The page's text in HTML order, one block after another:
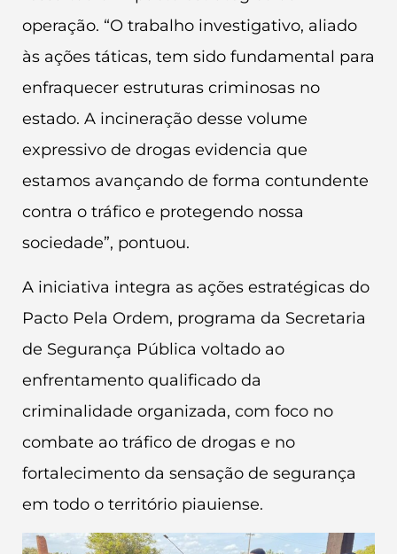
operação. “O trabalho investigativo, aliado
às ações táticas, tem sido fundamental para
enfraquecer estruturas criminosas no
estado. A incineração desse volume
expressivo de drogas evidencia que
estamos avançando de forma contundente
contra o tráfico e protegendo nossa
sociedade”, pontuou.
A iniciativa integra as ações estratégicas do
Pacto Pela Ordem, programa da Secretaria
de Segurança Pública voltado ao
enfrentamento qualificado da
criminalidade organizada, com foco no
combate ao tráfico de drogas e no
fortalecimento da sensação de segurança
em todo o território piauiense.